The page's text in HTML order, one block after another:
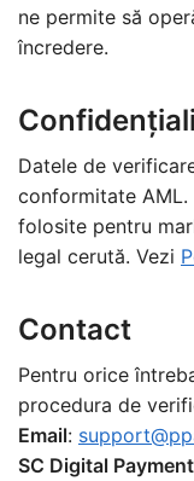
ne permite să
încredere.
Datele de
conformitate
folosite pentru
legal cerută. Vezi
Contact
Pentru orice
procedura de
Email:
SC Digital